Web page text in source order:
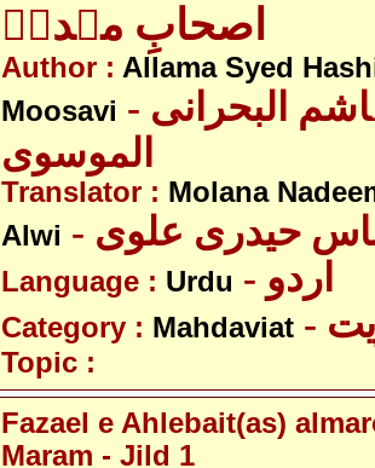
اصحابِ مہدیؑ
Author : Allama Syed
Moosavi - علامہ سید ہاشم البحرانی
الموسوی
Translator : Molana
Alwi
عباس حیدری علوی
Language : Urdu - اردو
Category : Mahdaviat
Topic :
Fazael e Ahlebait(as)
Maram - Jild 1